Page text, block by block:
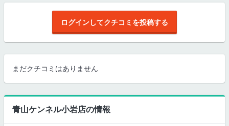
ログインしてクチコミを投稿する
まだクチコミはありません
青山ケンネル小岩店の情報